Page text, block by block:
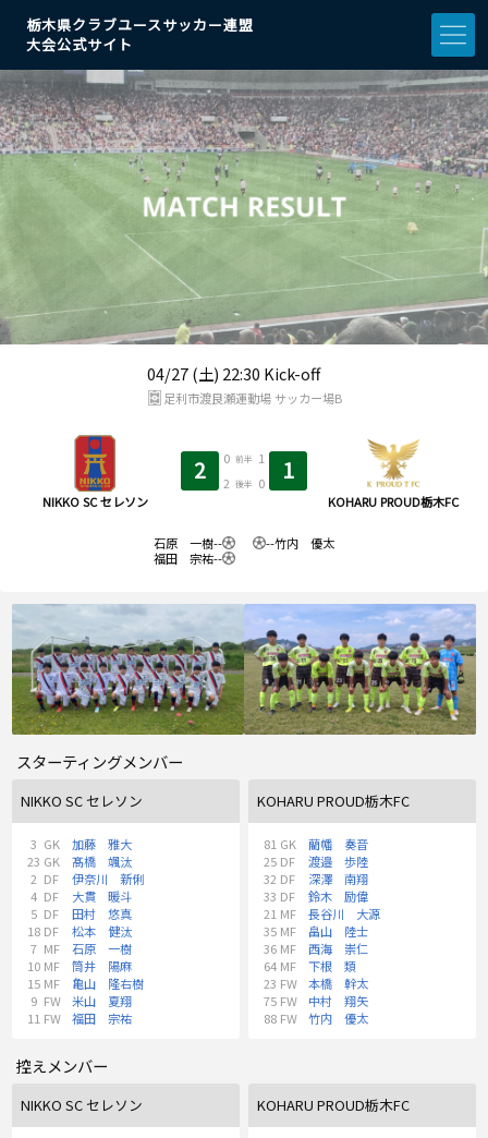
栃木県クラブユースサッカー連盟
大会公式サイト
04/27 (土) 22:30 Kick-off
NIKKO SC セレソン
2 0 前半
1
2 後半 0 1
KOHARU PROUD栃木FC
--
石原 一樹
--
福田 宗祐
--竹内 優太
足利市渡良瀬運動場 サッカー場B
スターティングメンバー
NIKKO SC セレソン
3 GK
加藤 雅大
23 GK
髙橋 颯汰
2 DF
伊奈川 新俐
4 DF
大貫 暖斗
5 DF
田村 悠真
18 DF
松本 健汰
7 MF
石原 一樹
10 MF
筒井 陽麻
15 MF
亀山 隆右樹
9 FW
米山 夏翔
11 FW 福田 宗祐
KOHARU PROUD栃木FC
81 GK
藺幡 奏音
25 DF
渡邉 歩陸
32 DF
深澤 南翔
33 DF
鈴木 励偉
21 MF
長谷川 大源
35 MF
畠山 陸士
36 MF
西海 崇仁
64 MF
下根 類
23 FW
本橋 幹太
75 FW
中村 翔矢
88 FW 竹内 優太
控えメンバー
NIKKO SC セレソン KOHARU PROUD栃木FC